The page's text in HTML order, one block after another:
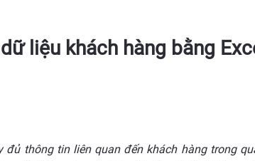
liệu khách hàng bằng
thông tin liên quan đến khách hàng trong